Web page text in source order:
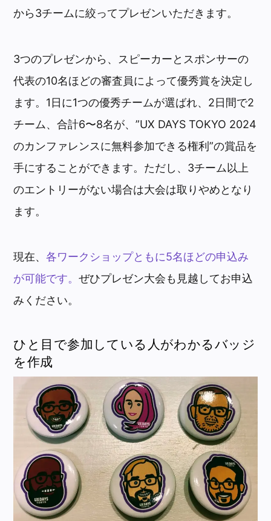
から3チームに絞ってプレゼンいただきます。
3つのプレゼンから、スピーカーとスポンサーの
代表の10名ほどの審査員によって優秀賞を決定し
ます。1日に1つの優秀チームが選ばれ、2日間で2
チーム、合計6〜8名が、”UX DAYS TOKYO 2024
のカンファレンスに無料参加できる権利”の賞品を
手にすることができます。ただし、3チーム以上
のエントリーがない場合は大会は取りやめとなり
ます。
現在、各ワークショップともに5名ほどの申込み
が可能です。ぜひプレゼン大会も見越してお申込
みください。
ひと目で参加している人がわかるバッジ
を作成